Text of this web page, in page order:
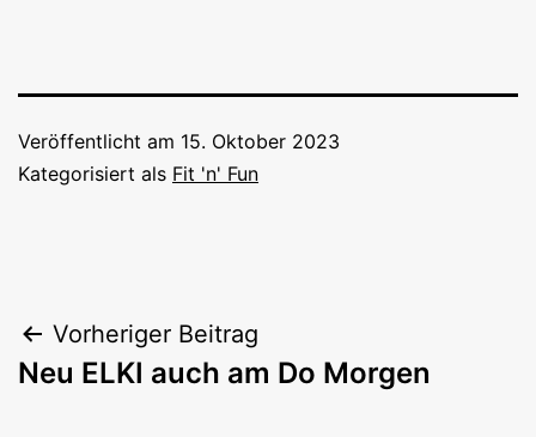
Veröffentlicht am 15. Oktober 2023
Kategorisiert als Fit 'n' Fun
Beitragsnavigation
Vorheriger Beitrag
Neu ELKI auch am Do Morgen